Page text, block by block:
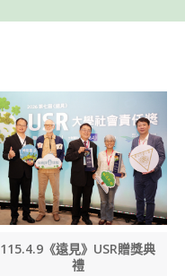
115.4.9《遠見》USR贈獎典
禮